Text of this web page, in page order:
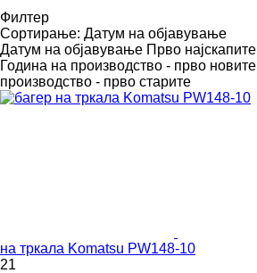
Филтер
Сортирање: Датум на објавување
Датум на објавување Прво најскапите
Година на производство - прво новите
производство - прво старите
на тркала Komatsu PW148-10
21